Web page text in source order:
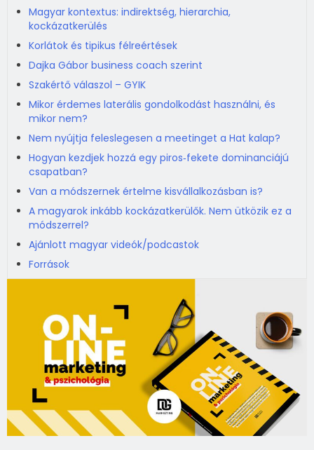
Magyar kontextus: indirektség, hierarchia,
kockázatkerülés
Korlátok és tipikus félreértések
Dajka Gábor business coach szerint
Szakértő válaszol – GYIK
Mikor érdemes laterális gondolkodást használni, és
mikor nem?
Nem nyújtja feleslegesen a meetinget a Hat kalap?
Hogyan kezdjek hozzá egy piros‑fekete dominanciájú
csapatban?
Van a módszernek értelme kisvállalkozásban is?
A magyarok inkább kockázatkerülők. Nem ütközik ez a
módszerrel?
Ajánlott magyar videók/podcastok
Források